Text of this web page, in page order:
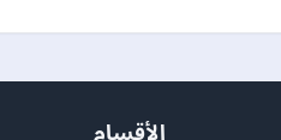
الأقسام